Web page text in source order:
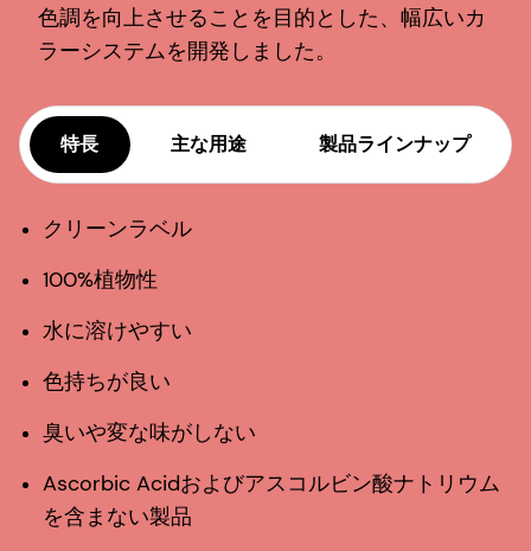
色調を向上させることを目的とした、幅広いカ
ラーシステムを開発しました。
特長 主な用途 製品ラインナップ
クリーンラベル
100%植物性
水に溶けやすい
色持ちが良い
臭いや変な味がしない
Ascorbic Acidおよびアスコルビン酸ナトリウム
を含まない製品